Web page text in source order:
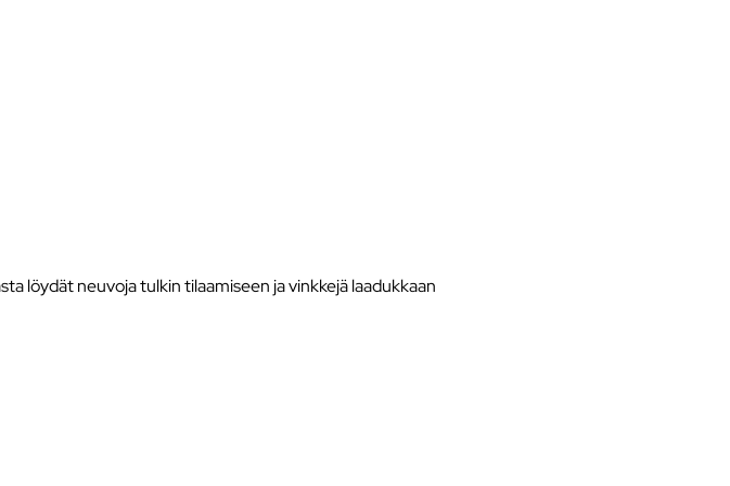
löydät neuvoja tulkin tilaamiseen ja vinkkejä laadukkaan